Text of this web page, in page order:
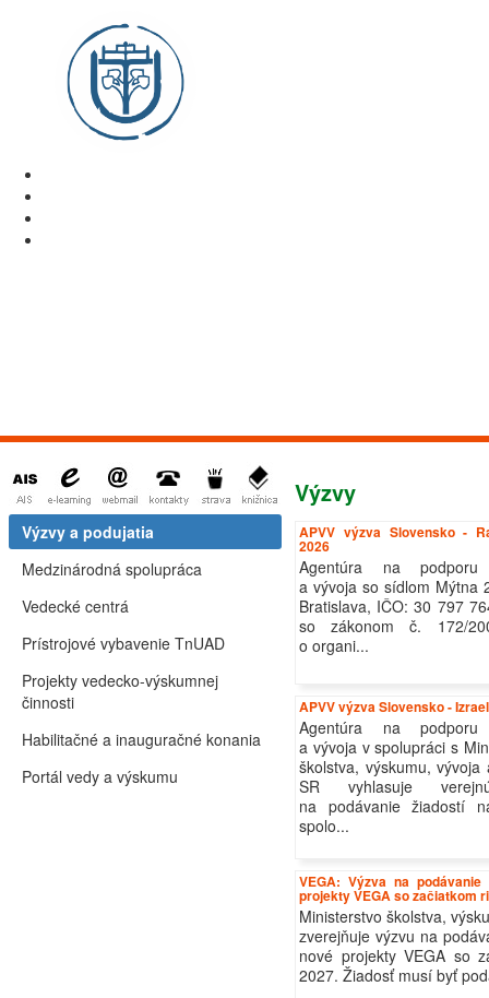
Výzvy
APVV výzva Slovensko -
2026
Agentúra na podporu
a vývoja so sídlom Mýtna
Bratislava, IČO: 30 797
so zákonom č. 172/
o organi...
APVV výzva Slovensko -
Agentúra na podporu
a vývoja v spolupráci s
školstva, výskumu, vývoja
SR vyhlasuje
na podávanie žiadostí
spolo...
VEGA: Výzva na
projekty VEGA so začiatkom
Ministerstvo školstva,
zverejňuje výzvu na
nové projekty VEGA so
2027. Žiadosť musí byť
Výzvy a podujatia
Medzinárodná spolupráca
Vedecké centrá
Prístrojové vybavenie TnUAD
Projekty vedecko-výskumnej
činnosti
Habilitačné a inauguračné konania
Portál vedy a výskumu